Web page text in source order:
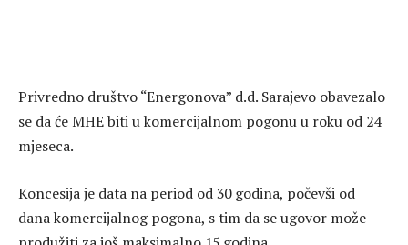
Privredno društvo “Energonova” d.d. Sarajevo obavezalo
se da će MHE biti u komercijalnom pogonu u roku od 24
mjeseca.
Koncesija je data na period od 30 godina, počevši od
dana komercijalnog pogona, s tim da se ugovor može